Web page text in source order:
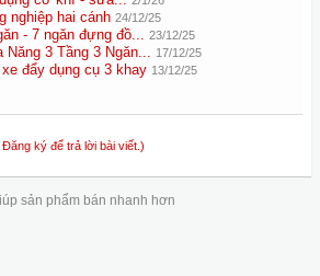
nghiệp hai cánh 24/12/25
- 7 ngăn đựng đồ... 23/12/25
3 Tầng 3 Ngăn... 17/12/25
đẩy dụng cụ 3 khay 13/12/25
ký để trả lời bài viết.)
sản phẩm bán nhanh hơn